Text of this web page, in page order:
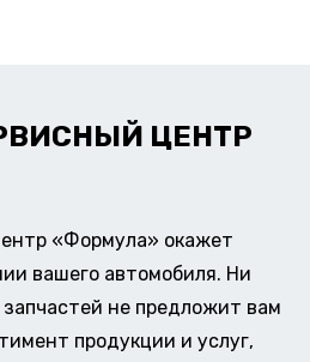
ЦЕНТР
«Формула» окажет
вашего автомобиля. Ни
не предложит вам
продукции и услуг,